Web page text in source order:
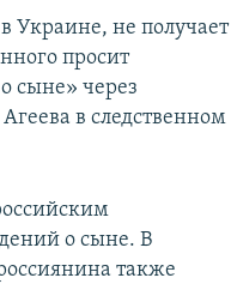
Украине, не получает
просит
сыне» через
в следственном
о сыне. В
также